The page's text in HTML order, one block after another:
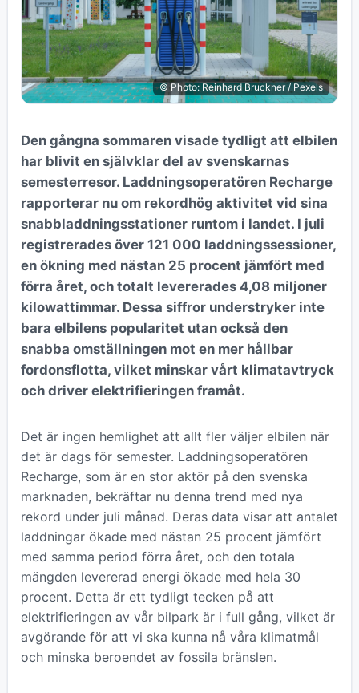
© Photo: Reinhard Bruckner / Pexels
Den gångna sommaren visade tydligt att elbilen
har blivit en självklar del av svenskarnas
semesterresor. Laddningsoperatören Recharge
rapporterar nu om rekordhög aktivitet vid sina
snabbladdningsstationer runtom i landet. I juli
registrerades över 121 000 laddningssessioner,
en ökning med nästan 25 procent jämfört med
förra året, och totalt levererades 4,08 miljoner
kilowattimmar. Dessa siffror understryker inte
bara elbilens popularitet utan också den
snabba omställningen mot en mer hållbar
fordonsflotta, vilket minskar vårt klimatavtryck
och driver elektrifieringen framåt.
Det är ingen hemlighet att allt fler väljer elbilen när
det är dags för semester. Laddningsoperatören
Recharge, som är en stor aktör på den svenska
marknaden, bekräftar nu denna trend med nya
rekord under juli månad. Deras data visar att antalet
laddningar ökade med nästan 25 procent jämfört
med samma period förra året, och den totala
mängden levererad energi ökade med hela 30
procent. Detta är ett tydligt tecken på att
elektrifieringen av vår bilpark är i full gång, vilket är
avgörande för att vi ska kunna nå våra klimatmål
och minska beroendet av fossila bränslen.